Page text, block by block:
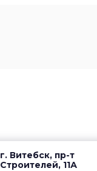
г. Витебск, пр-т
Строителей, 11А